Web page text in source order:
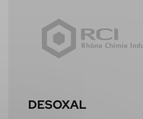
En savoir plus
DESOXAL